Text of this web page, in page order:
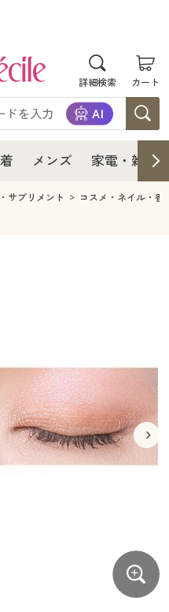
詳細検索 カート
メンズ 家電・雑貨
サプリメント コスメ・ネイル・香